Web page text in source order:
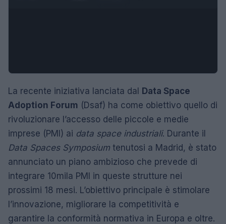
La recente iniziativa lanciata dal Data Space
Adoption Forum (Dsaf) ha come obiettivo quello di
rivoluzionare l’accesso delle piccole e medie
imprese (PMI) ai data space industriali. Durante il
Data Spaces Symposium tenutosi a Madrid, è stato
annunciato un piano ambizioso che prevede di
integrare 10mila PMI in queste strutture nei
prossimi 18 mesi. L’obiettivo principale è stimolare
l’innovazione, migliorare la competitività e
garantire la conformità normativa in Europa e oltre.